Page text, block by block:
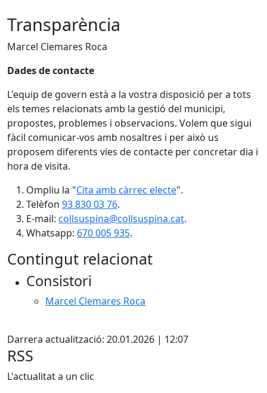
Transparència
Marcel Clemares Roca
Dades de contacte
L'equip de govern està a la vostra disposició per a tots
els temes relacionats amb la gestió del municipi,
propostes, problemes i observacions. Volem que sigui
fàcil comunicar-vos amb nosaltres i per això us
proposem diferents vies de contacte per concretar dia i
hora de visita.
Ompliu la "Cita amb càrrec electe".
Telèfon 93 830 03 76.
E-mail: collsuspina@collsuspina.cat.
Whatsapp: 670 005 935.
Contingut relacionat
Consistori
Marcel Clemares Roca
Darrera actualització: 20.01.2026 | 12:07
RSS
L'actualitat a un clic